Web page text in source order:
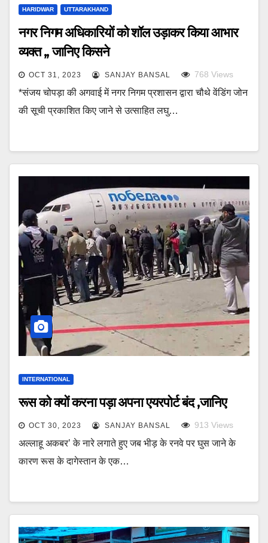
HARIDWAR UTTARAKHAND
नगर निगम अधिकारियों को शॉल उड़ाकर किया आभार
व्यक्त ,, जानिए किसने
OCT 31, 2023 SANJAY BANSAL 768 Views
*संजय चोपड़ा की अगवाई में नगर निगम प्रशासन द्वारा चौथे वेंडिंग जोन
की सूची प्रकाशित किए जाने से उत्साहित लघु…
INTERNATIONAL
रूस को क्यों करना पड़ा अपना एयरपोर्ट बंद ,जानिए
OCT 30, 2023 SANJAY BANSAL 913 Views
अल्लाहू अकबर’ के नारे लगाते हुए जब भीड़ के रनवे पर घुस जाने के
कारण रूस के दागेस्तान के एक…